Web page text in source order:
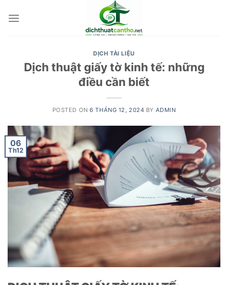
DỊCH TÀI LIỆU
Dịch thuật giấy tờ kinh tế: những
điều cần biết
POSTED ON6 THÁNG 12, 2024 BY ADMIN
06
Th12